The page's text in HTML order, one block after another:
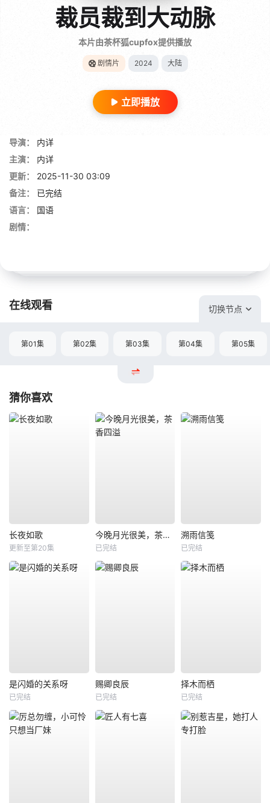
裁员裁到大动脉
本片由茶杯狐cupfox提供播放
剧情片 2024 大陆
立即播放
导演：
内详
主演：
内详
更新：
2025-11-30 03:09
备注：
已完结
语言：
国语
剧情：
在线观看 切换节点
第01集 第02集 第03集 第04集 第05集
猜你喜欢
长夜如歌
更新至第20集
今晚月光很美，茶香四溢
已完结
溯雨信笺
已完结
是闪婚的关系呀
已完结
赐卿良辰
已完结
择木而栖
已完结